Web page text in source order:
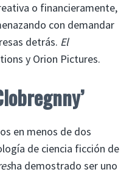
o financieramente,
con demandar
detrás. El
y Orion Pictures.
en menos de dos
de ciencia ficción de
ha demostrado ser uno